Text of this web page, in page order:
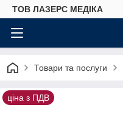
ТОВ ЛАЗЕРС МЕДІКА
Товари та послуги
ціна з ПДВ